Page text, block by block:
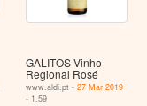
GALITOS Vinho
Regional Rosé
www.aldi.pt -27 Mar 2019
- 1.59